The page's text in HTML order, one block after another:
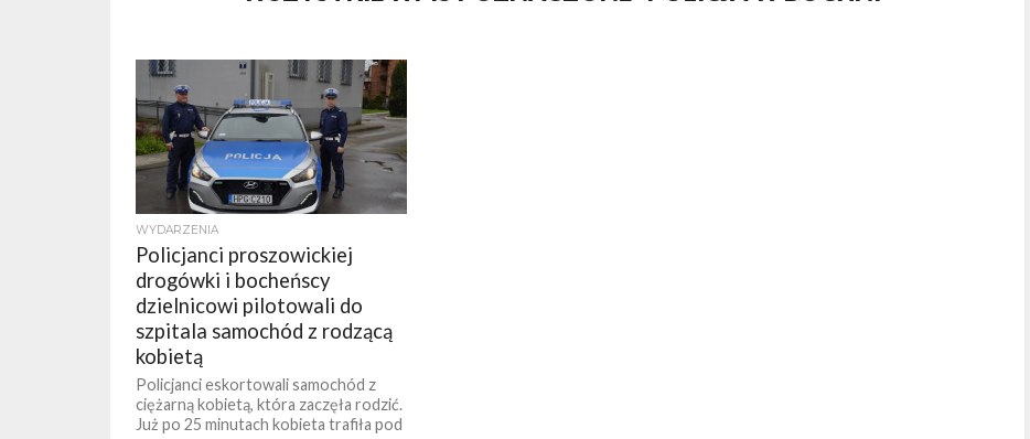
WYDARZENIA
Policjanci proszowickiej
drogówki i bocheńscy
dzielnicowi pilotowali do
szpitala samochód z rodzącą
kobietą
Policjanci eskortowali samochód z
ciężarną kobietą, która zaczęła rodzić.
Już po 25 minutach kobieta trafiła pod